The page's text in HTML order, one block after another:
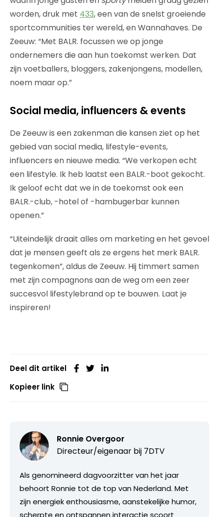
worden, druk met 433, een van de snelst groeiende
sportcommunities ter wereld, en Wannahaves. De
Zeeuw: “Met BALR. focussen we op jonge
ondernemers die aan hun toekomst werken. Dat
zijn voetballers, bloggers, zakenjongens, modellen,
noem maar op.”
Social media, influencers & events
De Zeeuw is een zakenman die kansen ziet op het
gebied van social media, lifestyle-events,
influencers en nieuwe media. “We verkopen echt
een lifestyle. Ik heb laatst een BALR.-boot gekocht.
Ik geloof echt dat we in de toekomst ook een
BALR.-club, -hotel of -hambugerbar kunnen
openen.”
“Uiteindelijk draait alles om marketing en het gevoel
dat je mensen geeft als ze ergens het merk BALR.
tegenkomen”, aldus de Zeeuw. Hij timmert samen
met zijn compagnons aan de weg om een zeer
succesvol lifestylebrand op te bouwen. Laat je
inspireren!
Deel dit artikel
Kopieer link
Ronnie Overgoor
Directeur/eigenaar bij 7DTV
Als genomineerd dagvoorzitter van het jaar
behoort Ronnie tot de top van Nederland. Met
zijn energiek enthousiasme, aanstekelijke humor,
scherpte en ontspannen interactie scoort